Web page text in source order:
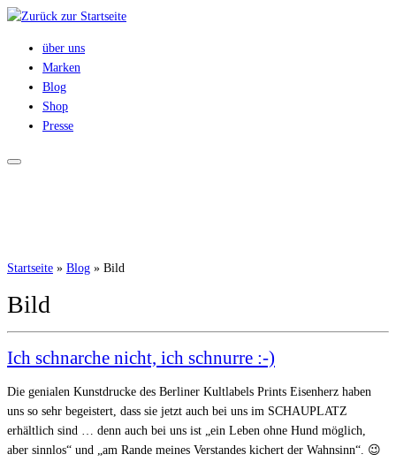
Zum
springenüber uns
Marken
Blog
Shop
Presse
Startseite » Blog » Bild
Bild
Ich schnarche nicht, ich schnurre :-)
Die genialen Kunstdrucke des Berliner Kultlabels Prints Eisenherz haben
uns so sehr begeistert, dass sie jetzt auch bei uns im SCHAUPLATZ
erhältlich sind … denn auch bei uns ist „ein Leben ohne Hund möglich,
aber sinnlos“ und „am Rande meines Verstandes kichert der Wahnsinn“. 😉